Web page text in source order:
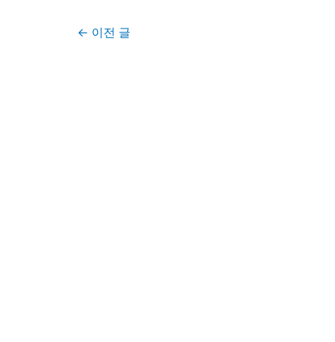
Post← 이전 글